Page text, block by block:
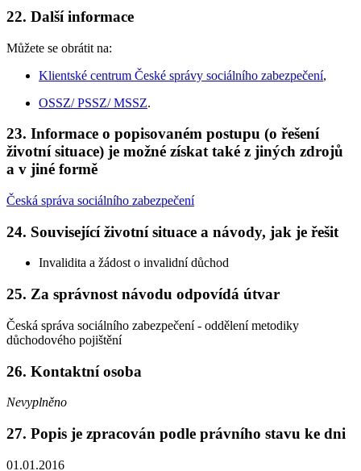
22. Další informace
Můžete se obrátit na:
Klientské centrum České správy sociálního zabezpečení,
OSSZ/ PSSZ/ MSSZ.
23. Informace o popisovaném postupu (o řešení
životní situace) je možné získat také z jiných zdrojů
a v jiné formě
Česká správa sociálního zabezpečení
24. Související životní situace a návody, jak je řešit
Invalidita a žádost o invalidní důchod
25. Za správnost návodu odpovídá útvar
Česká správa sociálního zabezpečení - oddělení metodiky
důchodového pojištění
26. Kontaktní osoba
Nevyplněno
27. Popis je zpracován podle právního stavu ke dni
01.01.2016